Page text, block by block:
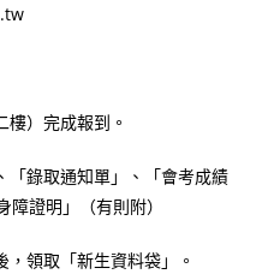
）完成報到。
「錄取通知單」、「會考成績
證明」（有則附）
領取「新生資料袋」。